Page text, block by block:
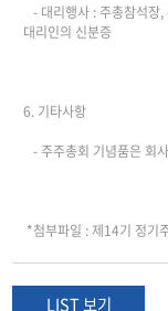
- 대리행사 : 주총참석장
대리인의 신분증
6. 기타사항
- 주주총회 기념품은 회
*첨부파일 : 제14기 정기
LIST 보기